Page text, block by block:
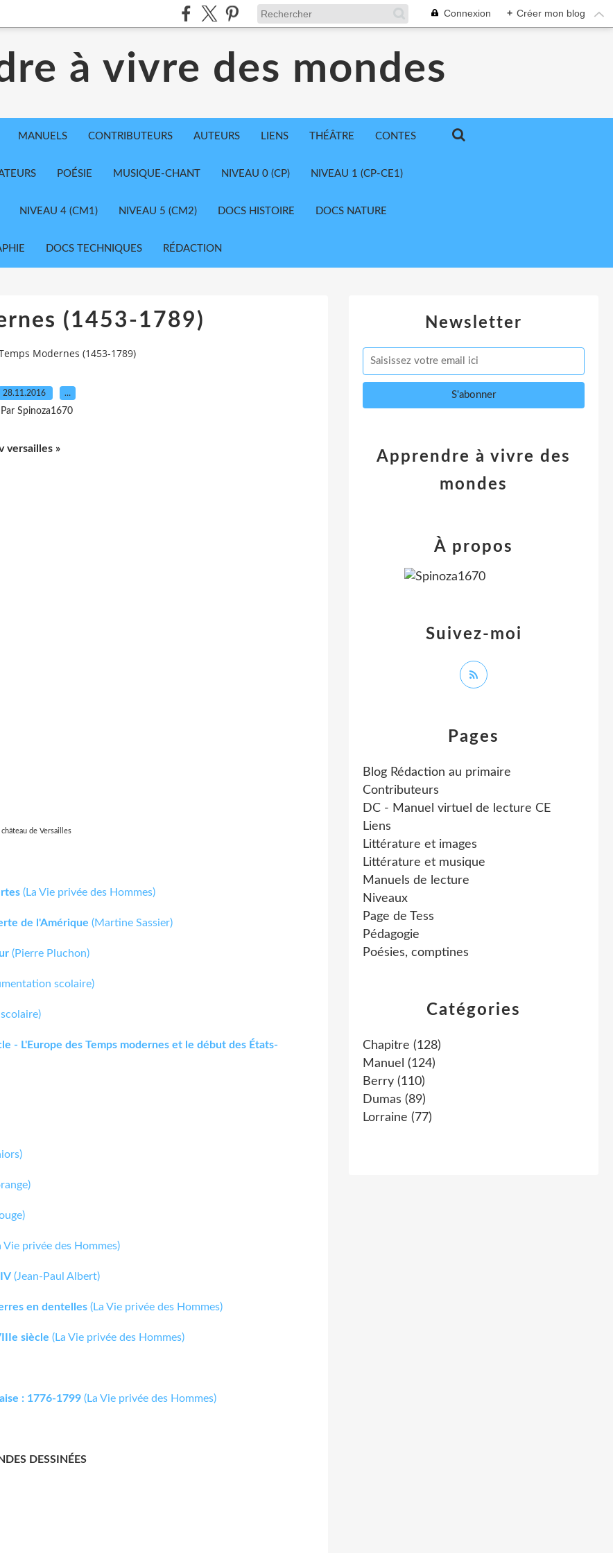
Connexion + Créer mon blog
à vivre des mondes
MANUELS CONTRIBUTEURS AUTEURS LIENS THÉÂTRE CONTES
POÉSIE MUSIQUE-CHANT NIVEAU 0 (CP) NIVEAU 1 (CP-CE1)
NIVEAU 4 (CM1) NIVEAU 5 (CM2) DOCS HISTOIRE DOCS NATURE
DOCS TECHNIQUES RÉDACTION
(1453-1789)
Modernes (1453-1789)
28.11.2016 …
Par Spinoza1670
château de Versailles
(La Vie privée des Hommes)
de l'Amérique (Martine Sassier)
(Pierre Pluchon)
scolaire)
- L'Europe des Temps modernes et le début des États-
Vie privée des Hommes)
(Jean-Paul Albert)
en dentelles (La Vie privée des Hommes)
siècle (La Vie privée des Hommes)
: 1776-1799 (La Vie privée des Hommes)
DESSINÉES
Newsletter
Catégories
Chapitre (128)
Manuel (124)
Berry (110)
Dumas (89)
Lorraine (77)
Pages
Blog Rédaction au primaire
Contributeurs
DC - Manuel virtuel de lecture CE
Liens
Littérature et images
Littérature et musique
Manuels de lecture
Niveaux
Page de Tess
Pédagogie
Poésies, comptines
Apprendre à vivre des
mondes
Suivez-moi
À propos